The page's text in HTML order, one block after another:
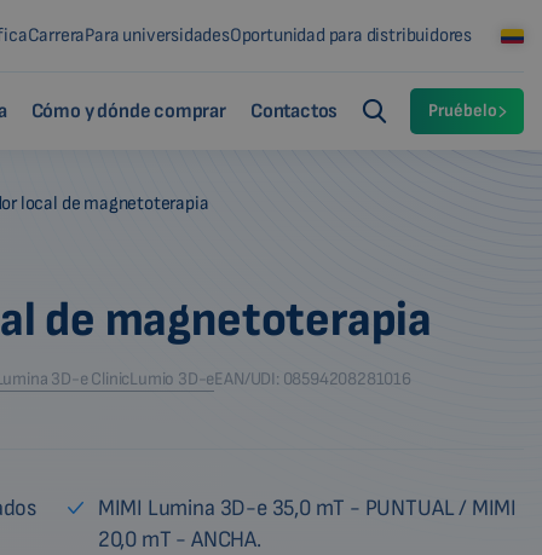
CarreraPara universidadesOportunidad para distribuidores
Cómo y dónde comprar Contactos Pruébelo
local de magnetoterapia
de magnetoterapia
3D-e ClinicLumio 3D-eEAN/UDI: 08594208281016
MIMI Lumina 3D-e 35,0 mT - PUNTUAL / MIMI
20,0 mT - ANCHA.